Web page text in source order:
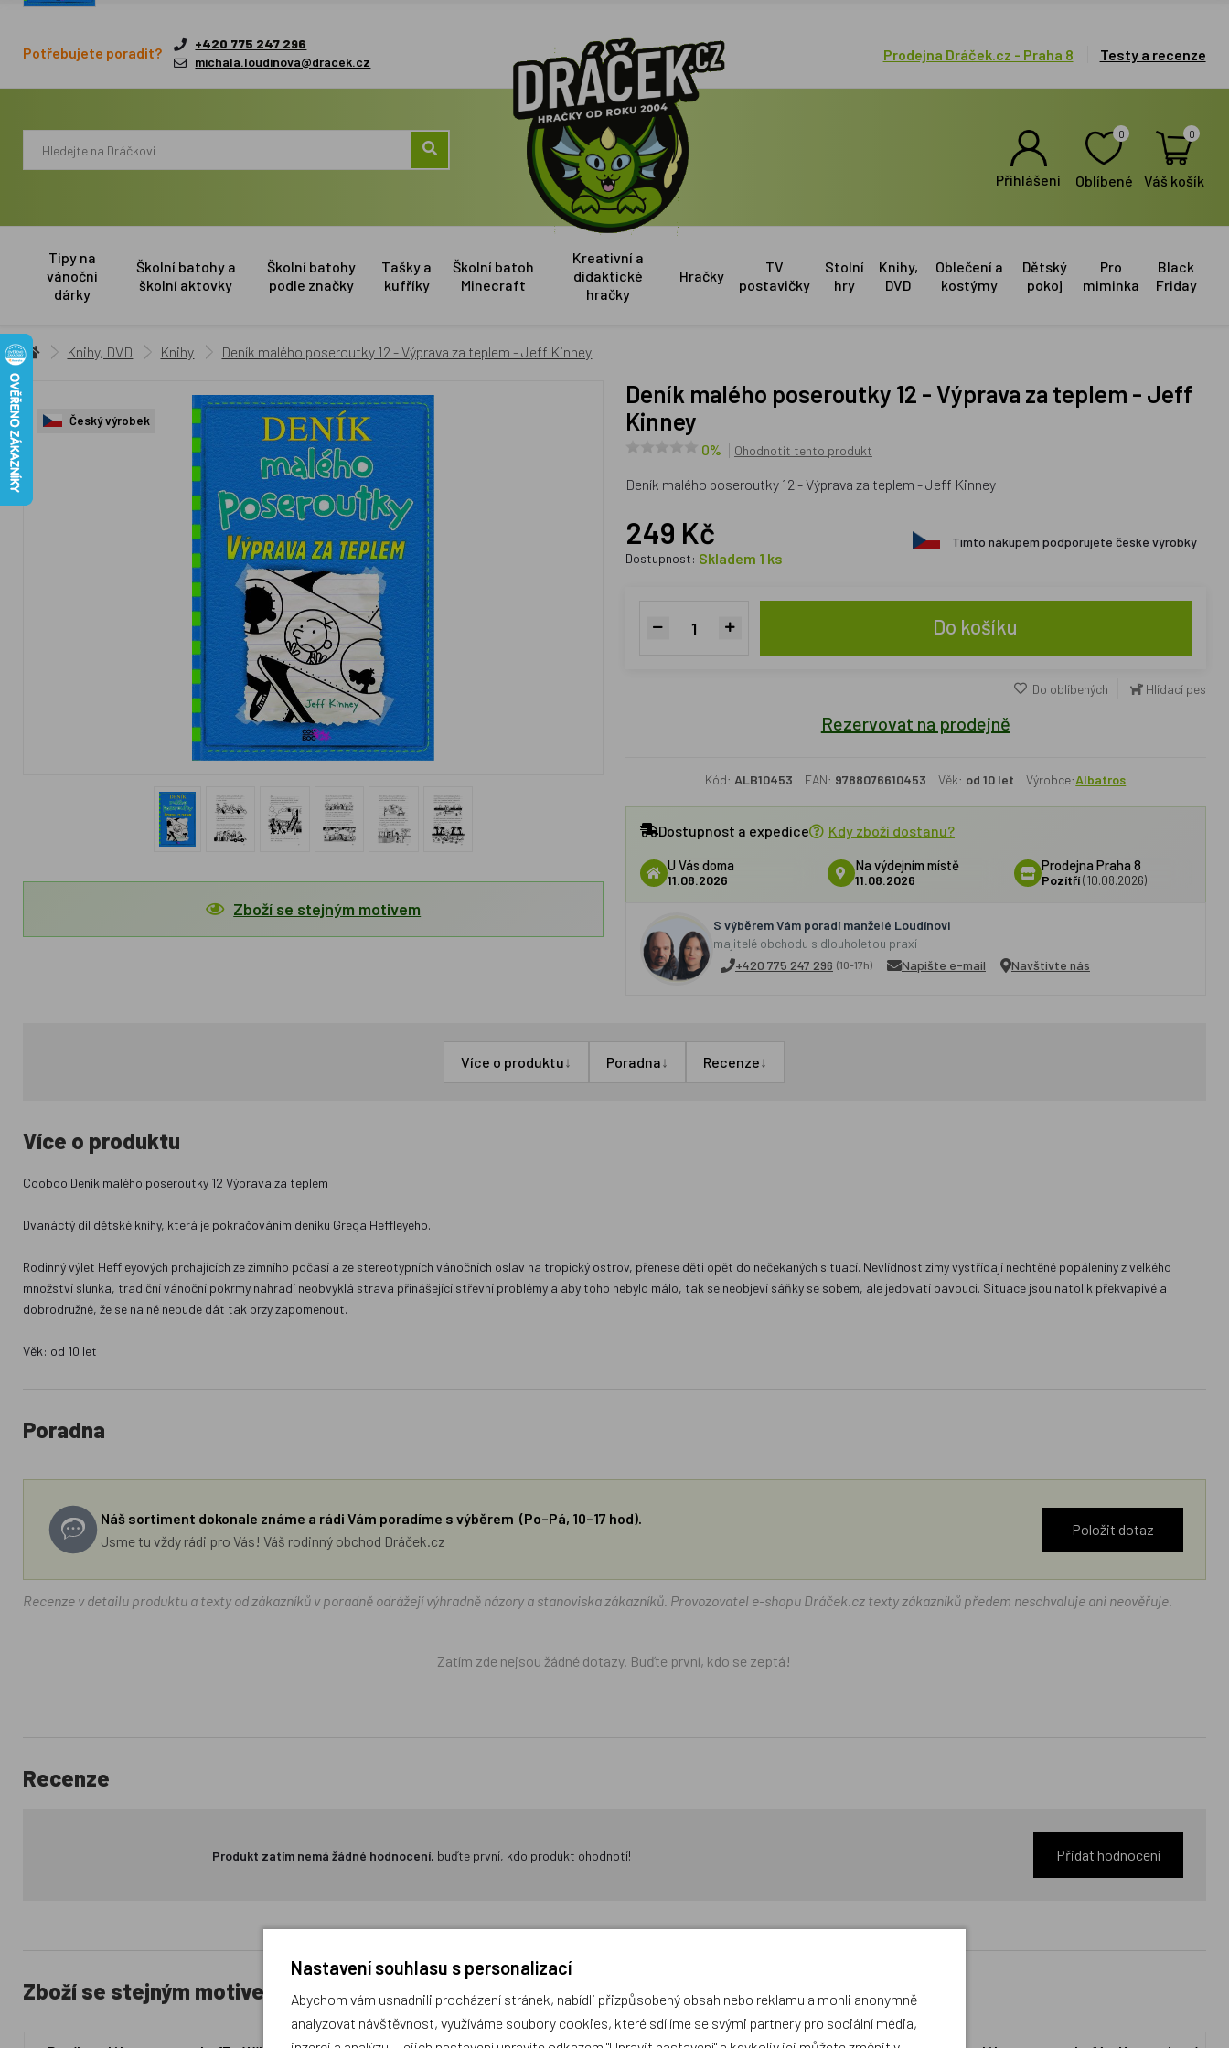
Potřebujete poradit?
+420 775 247 296
michala.loudinova@dracek.cz
Prodejna Dráček.cz - Praha 8 Testy a recenze
Přihlášení
0
Oblíbené
0
Váš košík
Tipy na
vánoční
dárky
Školní batohy a
školní aktovky
Školní batohy
podle značky
Tašky a
kufříky
Školní batoh
Minecraft
Kreativní a
didaktické
hračky
Hračky
TV
postavičky
Stolní
hry
Knihy,
DVD
Oblečení a
kostýmy
Dětský
pokoj
Pro
miminka
Black
Friday
Knihy, DVD Knihy Deník malého poseroutky 12 - Výprava za teplem - Jeff Kinney
Český výrobek
Zboží se stejným motivem
Deník malého poseroutky 12 - Výprava za teplem - Jeff
Kinney
0% Ohodnotit tento produkt
Deník malého poseroutky 12 - Výprava za teplem - Jeff Kinney
249 Kč
Dostupnost: Skladem 1 ks
Tímto nákupem podporujete české výrobky
Do košíku
Do oblíbených Hlídací pes
Rezervovat na prodejně
Kód: ALB10453 EAN: 9788076610453 Věk: od 10 let Výrobce:Albatros
Dostupnost a expedice Kdy zboží dostanu?
U Vás doma
11.08.2026
Na výdejním místě
11.08.2026
Prodejna Praha 8
Pozítří(10.08.2026)
S výběrem Vám poradí manželé Loudínovi
majitelé obchodu s dlouholetou praxí
+420 775 247 296 (10-17h) Napište e-mail Navštivte nás
Více o produktu↓ Poradna↓ Recenze↓
Více o produktu
Cooboo Deník malého poseroutky 12 Výprava za teplem
Dvanáctý díl dětské knihy, která je pokračováním deníku Grega Heffleyeho.
Rodinný výlet Heffleyových prchajících ze zimního počasí a ze stereotypních vánočních oslav na tropický ostrov, přenese děti opět do nečekaných situací. Nevlídnost zimy vystřídají nechtěné popáleniny z velkého
množství slunka, tradiční vánoční pokrmy nahradí neobvyklá strava přinášející střevní problémy a aby toho nebylo málo, tak se neobjeví sáňky se sobem, ale jedovatí pavouci. Situace jsou natolik překvapivé a
dobrodružné, že se na ně nebude dát tak brzy zapomenout.
Věk: od 10 let
Poradna
Náš sortiment dokonale známe a rádi Vám poradíme s výběrem (Po–Pá, 10–17 hod).
Jsme tu vždy rádi pro Vás! Váš rodinný obchod Dráček.cz
Položit dotaz
Recenze v detailu produktu a texty od zákazníků v poradně odrážejí výhradně názory a stanoviska zákazníků. Provozovatel e-shopu Dráček.cz texty zákazníků předem neschvaluje ani neověřuje.
Zatím zde nejsou žádné dotazy. Buďte první, kdo se zeptá!
Recenze
Produkt zatím nemá žádné hodnocení, buďte první, kdo produkt ohodnotí! Přidat hodnocení
Zboží se stejným motivem
Nastavení souhlasu s personalizací
Abychom vám usnadnili procházení stránek, nabídli přizpůsobený obsah nebo reklamu a mohli anonymně
analyzovat návštěvnost, využíváme soubory cookies, které sdílíme se svými partnery pro sociální média,